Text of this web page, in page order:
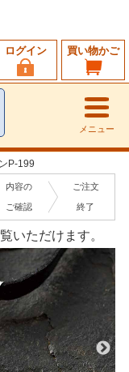
買い物かご
ログイン
メニュー
P-199
内容の
ご確認
ご注文
終了
いただけます。